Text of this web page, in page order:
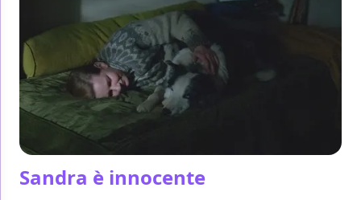
Sandra è innocente